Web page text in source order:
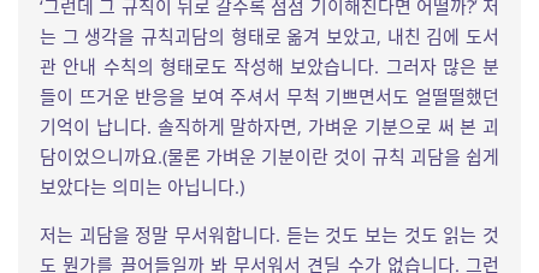
‘그런데 그 규칙이 뒤로 갈수록 점점 기이해진다면 어떨까?’ 저
는 그 생각을 규칙괴담의 형태로 옮겨 보았고, 내친 김에 도서
관 안내 수칙의 형태로도 작성해 보았습니다. 그러자 많은 분
들이 뜨거운 반응을 보여 주셔서 무척 기쁘면서도 얼떨떨했던
기억이 납니다. 솔직하게 말하자면, 가벼운 기분으로 써 본 괴
담이었으니까요.(물론 가벼운 기분이란 것이 규칙 괴담을 쉽게
보았다는 의미는 아닙니다.)
저는 괴담을 정말 무서워합니다. 듣는 것도 보는 것도 읽는 것
도 뭔가를 끌어들일까 봐 무서워서 견딜 수가 없습니다. 그런